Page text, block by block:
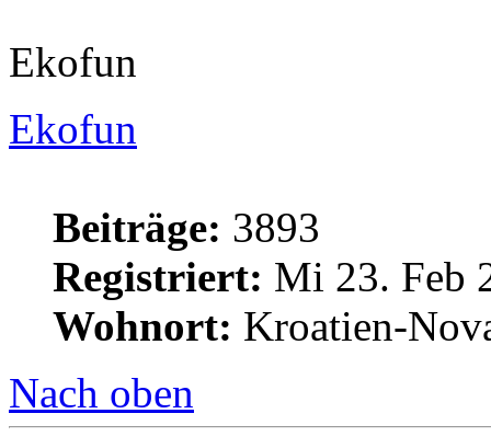
Ekofun
Ekofun
Beiträge: 3893
Registriert: Mi 23. Feb
Wohnort: Kroatien-
Nach oben